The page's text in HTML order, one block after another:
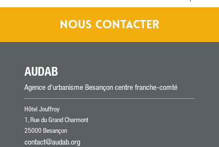
NOUS CONTACTER
AUDAB
Agence d'urbanisme Besançon centre franche-comté
Hôtel Jouffroy
1, Rue du Grand Charmont
25000 Besançon
contact@audab.org